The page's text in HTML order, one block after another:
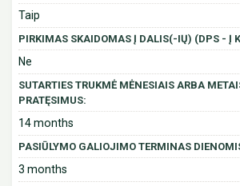
Taip
PIRKIMAS SKAIDOMAS Į DALIS(-IŲ) (DPS - Į
Ne
SUTARTIES TRUKMĖ MĖNESIAIS ARBA
PRATĘSIMUS:
14 months
PASIŪLYMO GALIOJIMO TERMINAS
3 months